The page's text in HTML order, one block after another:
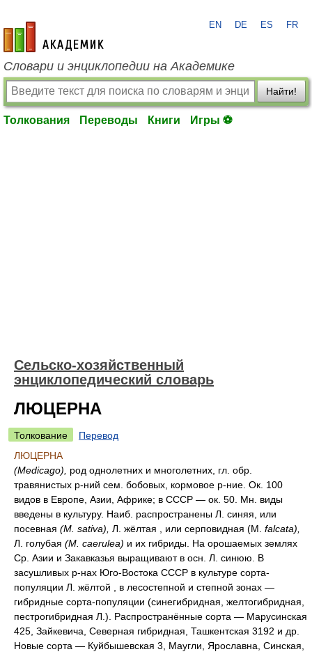
academic.ru
EN DE ES FR
Словари и энциклопедии на Академике
Найти!
Толкования Переводы Книги Игры ⚽
Сельско-хозяйственный
энциклопедический словарь
ЛЮЦЕРНА
Толкование
Перевод
ЛЮЦЕРНА
(Medicago), род однолетних и многолетних, гл. обр.
травянистых р-ний сем. бобовых, кормовое р-ние. Ок. 100
видов в Европе, Азии, Африке; в СССР — ок. 50. Мн. виды
введены в культуру. Наиб. распространены Л. синяя, или
посевная (М. sativa), Л. жёлтая , или серповидная (М. falcata),
Л. голубая (М. caerulea) и их гибриды. На орошаемых землях
Ср. Азии и Закавказья выращивают в осн. Л. синюю. В
засушливых р-нах Юго-Востока СССР в культуре сорта-
популяции Л. жёлтой , в лесостепной и степной зонах —
гибридные сорта-популяции (синегибридная, желтогибридная,
пестрогибридная Л.). Распространённые сорта — Марусинская
425, Зайкевича, Северная гибридная, Ташкентская 3192 и др.
Новые сорта — Куйбышевская 3, Маугли, Ярославна, Синская,